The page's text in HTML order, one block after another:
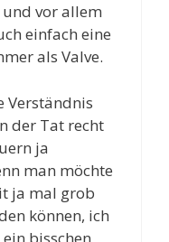
vor allem
einfach eine
als Valve.
Verständnis
der Tat recht
ja
man möchte
ja mal grob
können, ich
bisschen